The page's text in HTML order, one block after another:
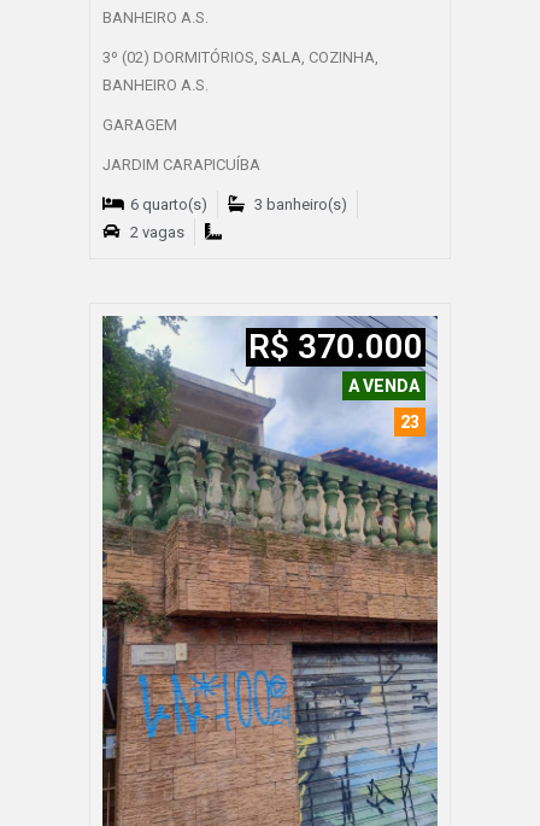
BANHEIRO A.S.
3º (02) DORMITÓRIOS, SALA, COZINHA,
BANHEIRO A.S.
GARAGEM
JARDIM CARAPICUÍBA
6 quarto(s)
3 banheiro(s)
2 vagas
A VENDA
23
R$ 370.000